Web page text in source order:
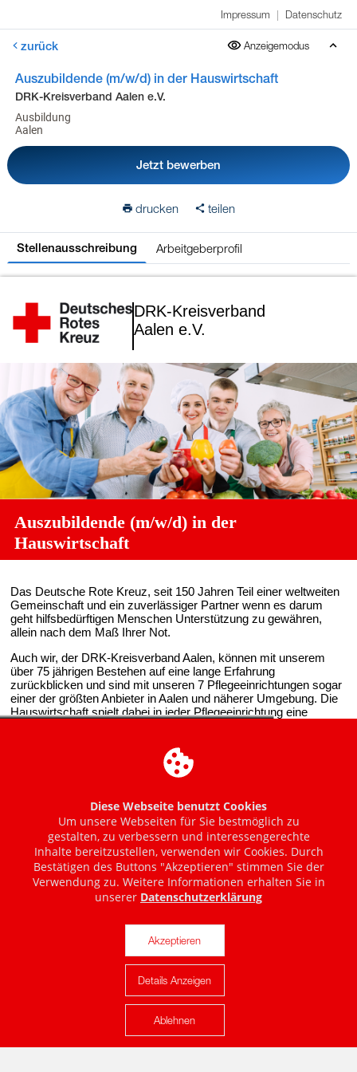
Impressum | Datenschutz
zurück Anzeigemodus
Auszubildende (m/w/d) in der Hauswirtschaft
DRK-Kreisverband Aalen e.V.
Ausbildung
Aalen
Jetzt bewerben
drucken teilen
Stellenausschreibung Arbeitgeberprofil
Karte anzeigen
Diese Webseite benutzt Cookies
Um unsere Webseiten für Sie bestmöglich zu
gestalten, zu verbessern und interessengerechte
Inhalte bereitzustellen, verwenden wir Cookies. Durch
Bestätigen des Buttons "Akzeptieren" stimmen Sie der
Verwendung zu. Weitere Informationen erhalten Sie in
unserer Datenschutzerklärung
Akzeptieren
Details Anzeigen
Ablehnen